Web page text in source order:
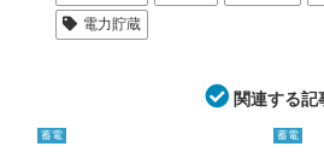
電力貯蔵
関連する記
蓄電 蓄電